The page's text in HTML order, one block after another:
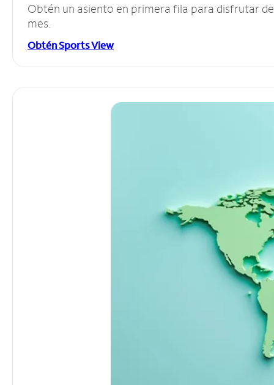
Obtén un asiento en primera fila para disfrutar
mes.
Obtén Sports View